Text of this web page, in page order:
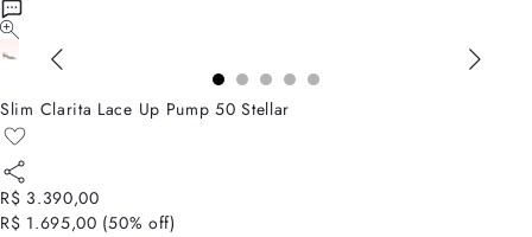
Slim Clarita Lace Up Pump 50 Stellar
R$ 3.390,00
R$ 1.695,00 (50% off)